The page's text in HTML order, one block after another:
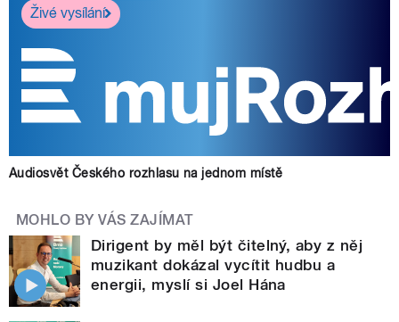
Živé vysílání
Audiosvět Českého rozhlasu na jednom místě
MOHLO BY VÁS ZAJÍMAT
Dirigent by měl být čitelný, aby z něj
muzikant dokázal vycítit hudbu a
energii, myslí si Joel Hána